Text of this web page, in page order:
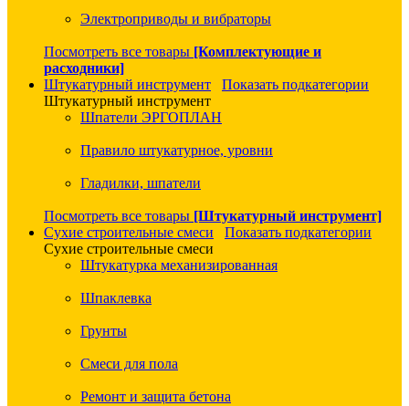
Электроприводы и вибраторы
Посмотреть все товары [Комплектующие и
расходники]
Штукатурный инструмент
Показать подкатегории
Штукатурный инструмент
Шпатели ЭРГОПЛАН
Правило штукатурное, уровни
Гладилки, шпатели
Посмотреть все товары [Штукатурный инструмент]
Сухие строительные смеси
Показать подкатегории
Сухие строительные смеси
Штукатурка механизированная
Шпаклевка
Грунты
Смеси для пола
Ремонт и защита бетона